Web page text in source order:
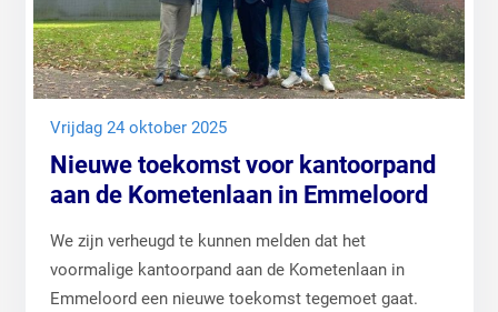
vrijdag 24 oktober 2025
Nieuwe toekomst voor kantoorpand
aan de Kometenlaan in Emmeloord
We zijn verheugd te kunnen melden dat het
voormalige kantoorpand aan de Kometenlaan in
Emmeloord een nieuwe toekomst tegemoet gaat.